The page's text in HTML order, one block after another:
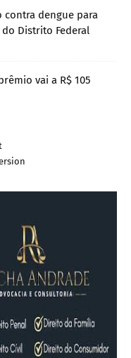
contra dengue para
Distrito Federal
vai a R$ 105